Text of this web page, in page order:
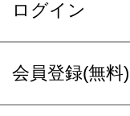
ログイン
会員登録(無料)